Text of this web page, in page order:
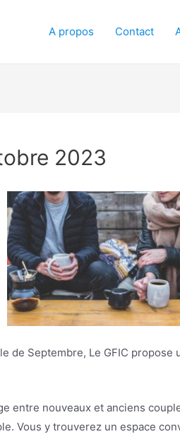
A propos Contact
2023
de Septembre, Le GFIC
entre nouveaux et anciens
Vous y trouverez un espace